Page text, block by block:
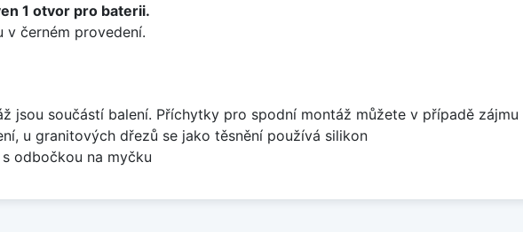
1 otvor pro baterii.
v černém provedení.
jsou součástí balení. Příchytky pro spodní montáž můžete v případě
u granitových dřezů se jako těsnění používá silikon
odbočkou na myčku